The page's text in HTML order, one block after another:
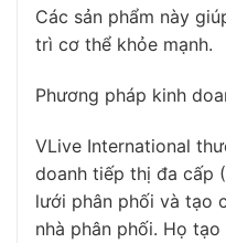
Các sản phẩm này
trì cơ thể khỏe mạnh.
Phương pháp kinh
VLive International
doanh tiếp thị đa cấp
lưới phân phối và tạo
nhà phân phối. Họ